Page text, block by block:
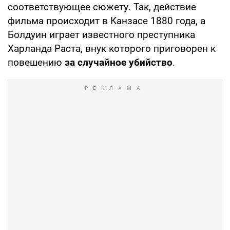
соответствующее сюжету. Так, действие
фильма происходит в Канзасе 1880 года, а
Болдуин играет известного преступника
Харланда Раста, внук которого приговорен к
повешению за случайное убийство.